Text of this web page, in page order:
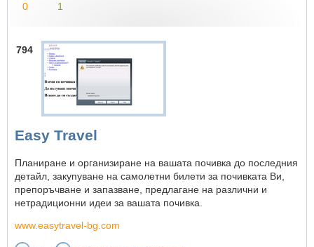
0 1
794
Easy Travel
Планиране и организиране на вашата почивка до последния
детайл, закупуване на самолетни билети за почивката Ви,
препоръчване и запазване, предлагане на различни и
нетрадиционни идеи за вашата почивка.
www.easytravel-bg.com